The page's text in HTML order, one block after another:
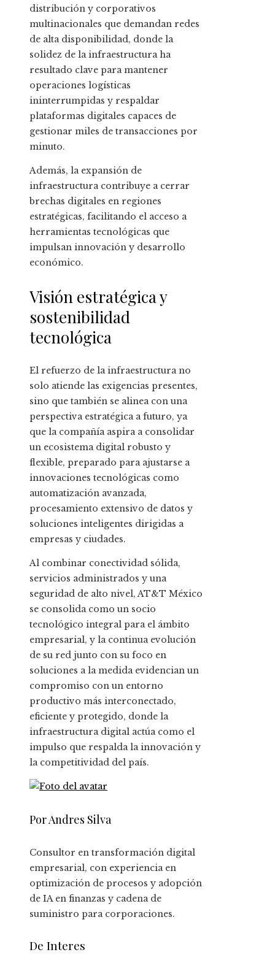
distribución y corporativos
multinacionales que demandan redes
de alta disponibilidad, donde la
solidez de la infraestructura ha
resultado clave para mantener
operaciones logísticas
ininterrumpidas y respaldar
plataformas digitales capaces de
gestionar miles de transacciones por
minuto.
Además, la expansión de
infraestructura contribuye a cerrar
brechas digitales en regiones
estratégicas, facilitando el acceso a
herramientas tecnológicas que
impulsan innovación y desarrollo
económico.
Visión estratégica y
sostenibilidad
tecnológica
El refuerzo de la infraestructura no
solo atiende las exigencias presentes,
sino que también se alinea con una
perspectiva estratégica a futuro, ya
que la compañía aspira a consolidar
un ecosistema digital robusto y
flexible, preparado para ajustarse a
innovaciones tecnológicas como
automatización avanzada,
procesamiento extensivo de datos y
soluciones inteligentes dirigidas a
empresas y ciudades.
Al combinar conectividad sólida,
servicios administrados y una
seguridad de alto nivel, AT&T México
se consolida como un socio
tecnológico integral para el ámbito
empresarial, y la continua evolución
de su red junto con su foco en
soluciones a la medida evidencian un
compromiso con un entorno
productivo más interconectado,
eficiente y protegido, donde la
infraestructura digital actúa como el
impulso que respalda la innovación y
la competitividad del país.
Por Andres Silva
Consultor en transformación digital
empresarial, con experiencia en
optimización de procesos y adopción
de IA en finanzas y cadena de
suministro para corporaciones.
De Interes